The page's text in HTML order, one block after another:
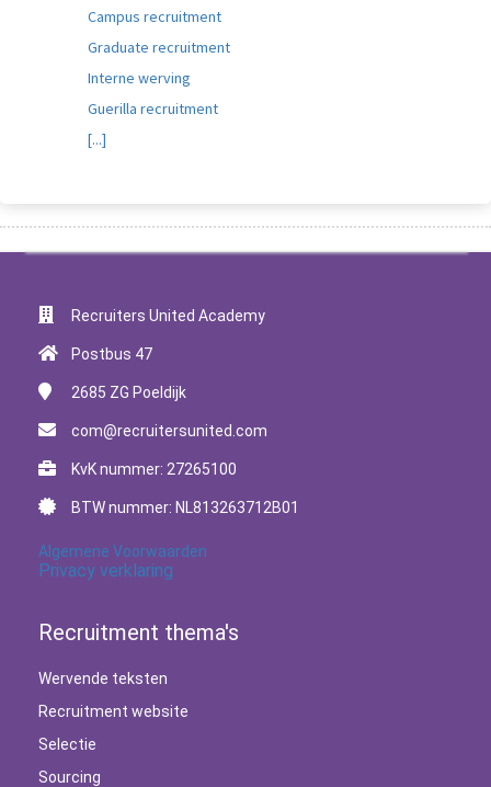
Campus recruitment
Graduate recruitment
Interne werving
Guerilla recruitment
[...]
Recruiters United Academy
Postbus 47
2685 ZG Poeldijk
com@recruitersunited.com
KvK nummer: 27265100
BTW nummer: NL813263712B01
Algemene Voorwaarden
Privacy verklaring
Recruitment thema's
Wervende teksten
Recruitment website
Selectie
Sourcing